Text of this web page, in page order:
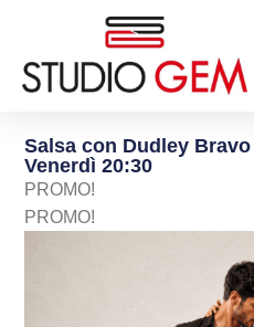
Salsa con Dudley
Venerdì 20:30
PROMO!
PROMO!